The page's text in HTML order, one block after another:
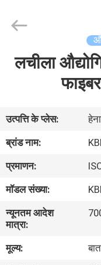
घर
हमारे
बारे
कारखाना
लचीला
उत्पत्ति के प्लेस:
ब्रांड नाम:
प्रमाणन:
मॉडल संख्या:
न्यूनतम आदेश
मात्रा:
मूल्य: